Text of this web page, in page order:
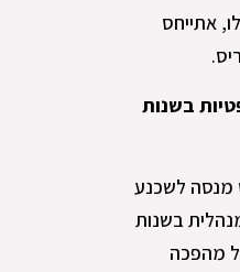
אתייחס
בשנות
מנסה לשכנע
בשנות
מהפכה